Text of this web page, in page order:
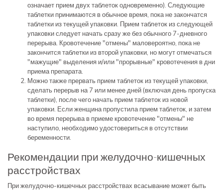
означает прием двух таблеток одновременно). Следующие
таблетки принимаются в обычное время, пока не закончатся
таблетки из текущей упаковки. Прием таблеток из следующей
упаковки следует начать сразу же без обычного 7-дневного
перерыва. Кровотечение "отмены" маловероятно, пока не
закончится таблетки из второй упаковки, но могут отмечаться
"мажущие" выделения и/или "прорывные" кровотечения в дни
приема препарата.
Можно также прервать прием таблеток из текущей упаковки,
сделать перерыв на 7 или менее дней (включая день пропуска
таблетки), после чего начать прием таблеток из новой
упаковки. Если женщина пропустила прием таблеток, и затем
во время перерыва в приеме кровотечение "отмены" не
наступило, необходимо удостовериться в отсутствии
беременности.
Рекомендации при желудочно-кишечных
расстройствах
При желудочно-кишечных расстройствах всасывание может быть